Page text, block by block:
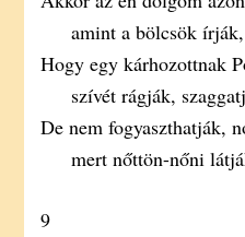
amint a bölcsök írják,
Hogy egy kárhozottnak
szívét rágják,
De nem fogyaszthatják,
mert nőttön-nőni
9